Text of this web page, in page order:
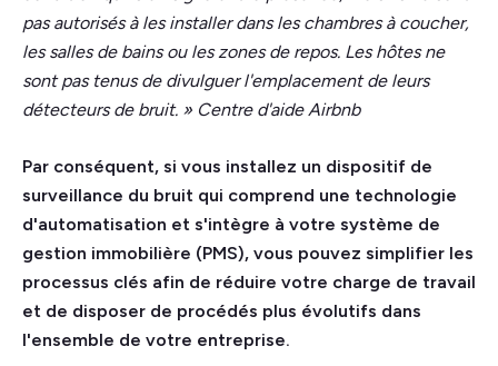
pas autorisés à les installer dans les chambres à coucher,
les salles de bains ou les zones de repos. Les hôtes ne
sont pas tenus de divulguer l'emplacement de leurs
détecteurs de bruit. » Centre d'aide Airbnb
Par conséquent, si vous installez un dispositif de
surveillance du bruit qui comprend une technologie
d'automatisation et s'intègre à votre système de
gestion immobilière (PMS), vous pouvez simplifier les
processus clés afin de réduire votre charge de travail
et de disposer de procédés plus évolutifs dans
l'ensemble de votre entreprise.